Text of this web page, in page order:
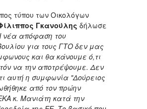
τύπου των Οικολόγων
Γκανούλης δήλωσε
νέα απόφαση του
για τους ΓΤΟ δεν μας
και θα κάνουμε ό,τι
να την αποτρέψουμε. Δεν
αυτή η συμφωνία "Δούρειος
από τον πρώην
κ. Μανιάτη κατά την